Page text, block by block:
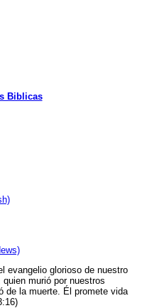
Biblicas
glorioso de nuestro
murió por nuestros
de la muerte. Él promete vida